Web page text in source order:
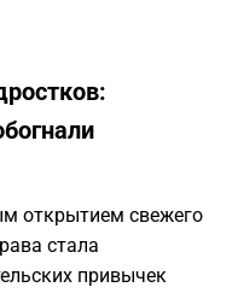
открытием свежего
стала
привычек